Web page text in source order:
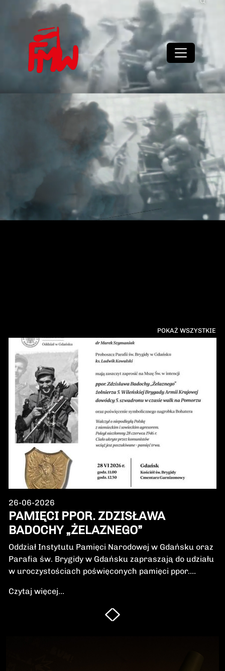
POKAŻ WSZYSTKIE
26-06-2026
PAMIĘCI PPOR. ZDZISŁAWA
BADOCHY „ŻELAZNEGO”
Oddział Instytutu Pamięci Narodowej w Gdańsku oraz
Parafia św. Brygidy w Gdańsku zapraszają do udziału
w uroczystościach poświęconych pamięci ppor.
Wileńskiej Brygady Armii Krajowej, dowódcy 5.
szwadronu podczas walk na Pomorzu, jednego z
najbardziej zasłużonych żołnierzy polskiego podziemia
Czytaj więcej...